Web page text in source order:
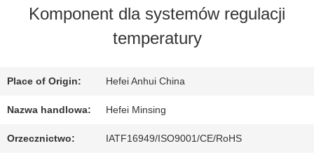
KONTROLA
SKONTAKTUJ
SIĘ
Komponent dla systemów regulacji
temperatury
Place of Origin: Hefei Anhui China
Nazwa handlowa: Hefei Minsing
Orzecznictwo: IATF16949/ISO9001/CE/RoHS